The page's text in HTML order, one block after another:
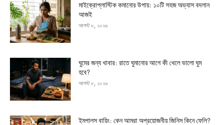
মাইক্রোপ্লাস্টিক কমানোর উপায়: ১০টি সহজ অভ্যাস বদলান
আজই
আগস্ট ৮, ২০২৬
ঘুমের জন্য খাবার: রাতে ঘুমানোর আগে কী খেলে ভালো ঘুম
হবে?
আগস্ট ৮, ২০২৬
ইমপালস বায়িং: কেন আমরা অপ্রয়োজনীয় জিনিস কিনে ফেলি?